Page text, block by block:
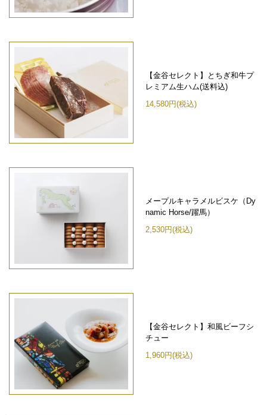
【金谷セレクト】とちぎ和牛プ
レミアム生ハム(送料込)
14,580円(税込)
メープルキャラメルビスケ（Dy
namic Horse/躍馬）
2,530円(税込)
【金谷セレクト】和風ビーフシ
チュー
1,960円(税込)